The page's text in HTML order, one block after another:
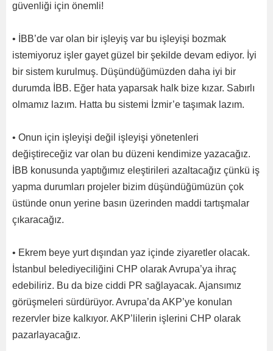
güvenliği için önemli!
• İBB’de var olan bir işleyiş var bu işleyişi bozmak
istemiyoruz işler gayet güzel bir şekilde devam ediyor. İyi
bir sistem kurulmuş. Düşündüğümüzden daha iyi bir
durumda İBB. Eğer hata yaparsak halk bize kızar. Sabırlı
olmamız lazım. Hatta bu sistemi İzmir’e taşımak lazım.
• Onun için işleyişi değil işleyişi yönetenleri
değiştireceğiz var olan bu düzeni kendimize yazacağız.
İBB konusunda yaptığımız eleştirileri azaltacağız çünkü iş
yapma durumları projeler bizim düşündüğümüzün çok
üstünde onun yerine basın üzerinden maddi tartışmalar
çıkaracağız.
• Ekrem beye yurt dışından yaz içinde ziyaretler olacak.
İstanbul belediyeciliğini CHP olarak Avrupa’ya ihraç
edebiliriz. Bu da bize ciddi PR sağlayacak. Ajansımız
görüşmeleri sürdürüyor. Avrupa’da AKP’ye konulan
rezervler bize kalkıyor. AKP’lilerin işlerini CHP olarak
pazarlayacağız.